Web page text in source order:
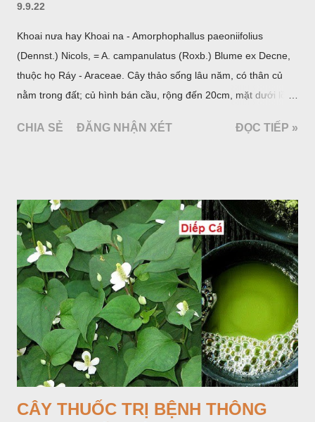
9.9.22
Khoai nưa hay Khoai na - Amorphophallus paeoniifolius
(Dennst.) Nicols, = A. campanulatus (Roxb.) Blume ex Decne,
thuộc họ Ráy - Araceae. Cây thảo sống lâu năm, có thân củ
nằm trong đất; củ hình bán cầu, rộng đến 20cm, mặt dưới lồi
quanh có 3-5 mấu lồi; vỏ củ màu nâu, thịt trắng vàng và cứng.
một mo to màu đỏ xanh có đốm trắng, mặt trong màu đỏ thẫm,
bao lấy một bong mo là một trục mang phần hoa cái ở dưới,
phần hoa đực ở trên. Khoai nưa phân bố ở Ấn độ, Myanma,
Trung quốc, Việt nam, Campuchia, Malaixia, Inđônêxia,
Philippin. Ở nước ta, khoai nưa mọc hoang rải rác ở khắp các
vùng rừng núi, được bà con nhiều địa phương đem về trồng từ
lâu đời ở trong vườn, quanh bờ ao, dọc hàng rào và trên các
đồi để làm thức ăn cho người và gia súc, gặp nhiều ở các tỉnh
Lạng s...
CHIA SẺ ĐĂNG NHẬN XÉT ĐỌC TIẾP »
CÂY THUỐC TRỊ BỆNH THÔNG